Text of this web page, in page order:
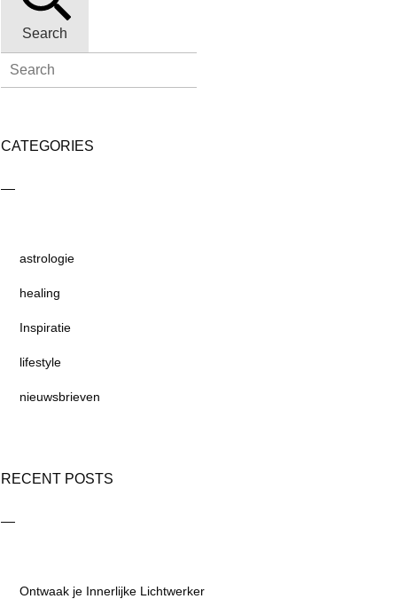
Search
CATEGORIES
astrologie
healing
Inspiratie
lifestyle
nieuwsbrieven
RECENT POSTS
Ontwaak je Innerlijke Lichtwerker